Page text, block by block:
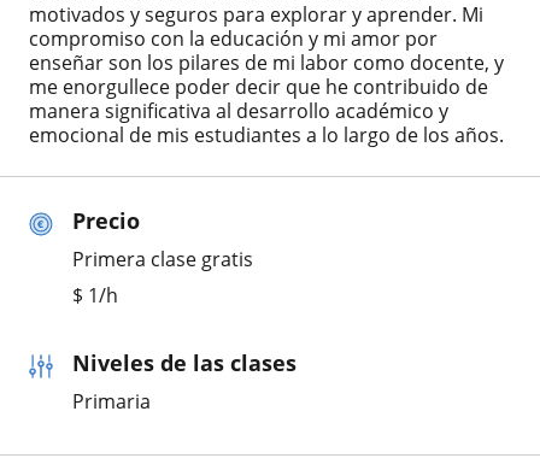
Precio
Primera clase gratis
$ 1/h
Niveles de las clases
Primaria
motivados y seguros para explorar y aprender. Mi
compromiso con la educación y mi amor por
enseñar son los pilares de mi labor como docente, y
me enorgullece poder decir que he contribuido de
manera significativa al desarrollo académico y
emocional de mis estudiantes a lo largo de los años.